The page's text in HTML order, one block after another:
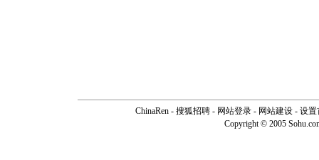
ChinaRen - 搜狐招聘 - 网站登录 - 网站建设 - 设置
Copyright © 2005